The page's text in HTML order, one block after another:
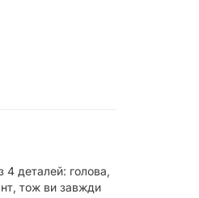
4 деталей: голова,
тож ви завжди